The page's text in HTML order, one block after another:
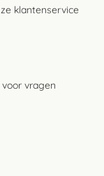
klantenservice
vragen